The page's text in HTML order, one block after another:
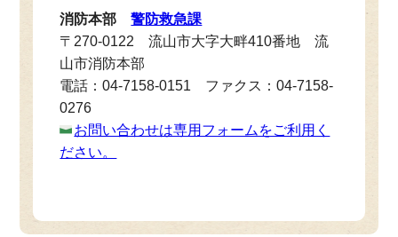
消防本部警防救急課
〒270-0122 流山市大字大畔410番地 流
山市消防本部
電話：04-7158-0151 ファクス：04-7158-
0276
お問い合わせは専用フォームをご利用く
ださい。